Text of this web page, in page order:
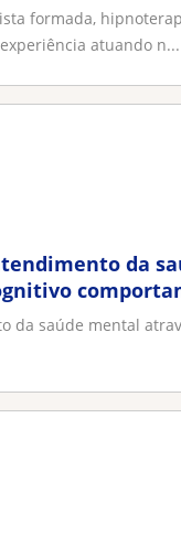
formada,
atuando n...
da
da saúde mental